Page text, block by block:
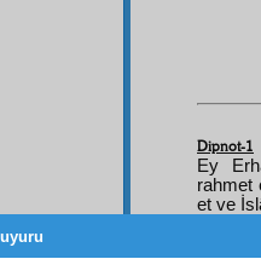
Dipnot-1
Ey
rahmet
et ve